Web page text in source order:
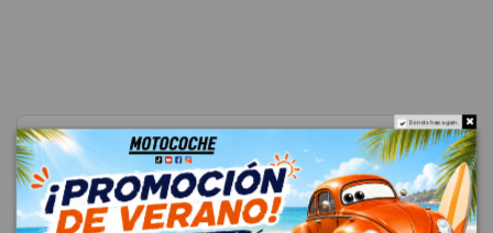
★ ★ ★ ★
4.8
Excelente
(4685 reseñas)
Do not show again.